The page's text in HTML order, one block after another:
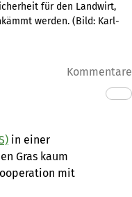
für den Landwirt,
werden. (Bild: Karl-
Kommentare
in einer
Gras kaum
mit